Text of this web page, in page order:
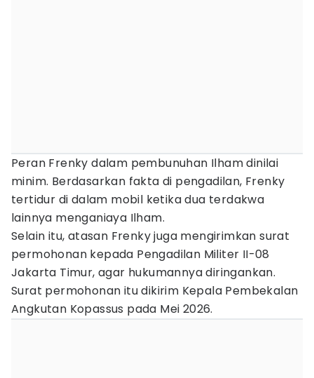
Peran Frenky dalam pembunuhan Ilham dinilai
minim. Berdasarkan fakta di pengadilan, Frenky
tertidur di dalam mobil ketika dua terdakwa
lainnya menganiaya Ilham.
Selain itu, atasan Frenky juga mengirimkan surat
permohonan kepada Pengadilan Militer II-08
Jakarta Timur, agar hukumannya diringankan.
Surat permohonan itu dikirim Kepala Pembekalan
Angkutan Kopassus pada Mei 2026.